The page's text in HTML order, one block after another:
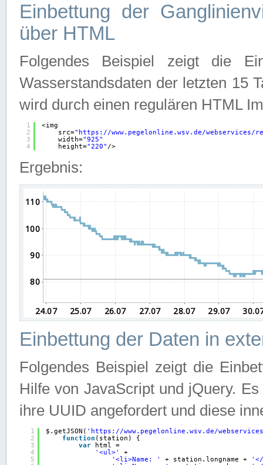
Einbettung der
über HTML
Folgendes Beispiel zeigt die
Wasserstandsdaten der letzten 15
wird durch einen regulären HTML
1
2
3
4
<img
src=" https://www.pegelonline.wsv.de/webservices/
width="925"
height="220" />
Ergebnis:
Einbettung der Daten in
Folgendes Beispiel zeigt die
Hilfe von JavaScript und jQuery.
ihre UUID angefordert und diese
1
2
3
4
5
$.getJSON( ' https://www.pegelonline.wsv.de/
function (station) {
var
html =
'<ul>'
+
'<li>Name: '
+ station.longname +